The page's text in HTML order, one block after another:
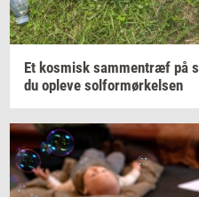
Et kos­misk sam­men­træf på
du op­le­ve sol­for­mør­kel­sen